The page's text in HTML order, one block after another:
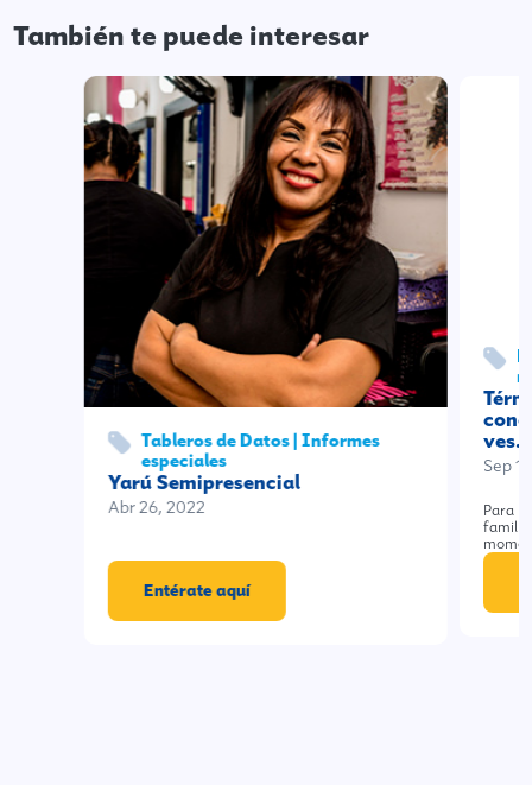
También te puede interesar
Tableros de Datos | Informes
especiales
Yarú Semipresencial
Abr 26, 2022
Entérate aquí
ves…
Sep
Para